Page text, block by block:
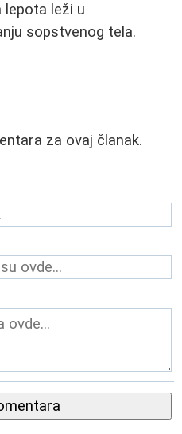
lepota leži u
sopstvenog tela.
za ovaj članak.